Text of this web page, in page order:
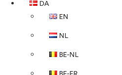
DA
EN
NL
BE-NL